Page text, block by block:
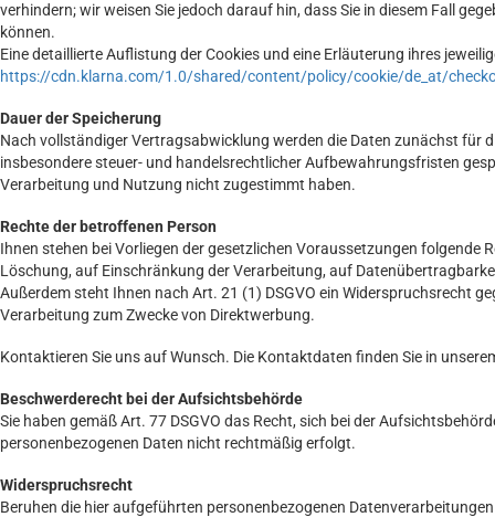
verhindern; wir weisen Sie jedoch darauf hin, dass Sie in diesem Fall
können.
Eine detaillierte Auflistung der Cookies und eine Erläuterung ihres
https://cdn.klarna.com/1.0/shared/content/policy/cookie/de_at/
Dauer der Speicherung
Nach vollständiger Vertragsabwicklung werden die Daten zunächst für
insbesondere steuer- und handelsrechtlicher Aufbewahrungsfristen
Verarbeitung und Nutzung nicht zugestimmt haben.
Rechte der betroffenen Person
Ihnen stehen bei Vorliegen der gesetzlichen Voraussetzungen folgende
Löschung, auf Einschränkung der Verarbeitung, auf
Außerdem steht Ihnen nach Art. 21 (1) DSGVO ein Widerspruchsrecht
Verarbeitung zum Zwecke von Direktwerbung.
Kontaktieren Sie uns auf Wunsch. Die Kontaktdaten finden Sie in
Beschwerderecht bei der Aufsichtsbehörde
Sie haben gemäß Art. 77 DSGVO das Recht, sich bei der
personenbezogenen Daten nicht rechtmäßig erfolgt.
Widerspruchsrecht
Beruhen die hier aufgeführten personenbezogenen